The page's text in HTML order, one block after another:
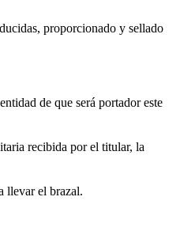
proporcionado y sellado
de que será portador este
recibida por el titular, la
llevar el brazal.